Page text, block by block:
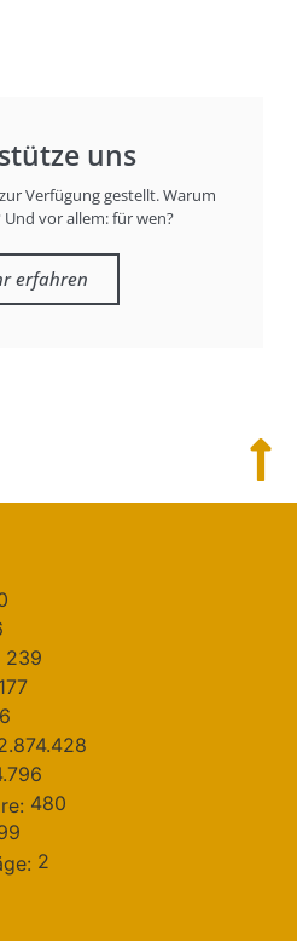
uns
Verfügung gestellt. Warum
Und vor allem: für wen?
erfahren
239
177
480
2